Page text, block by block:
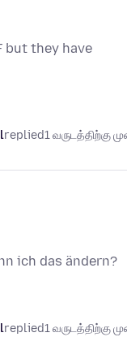
but they have
replied1 வருடத்திற்கு
ich das ändern?
replied1 வருடத்திற்கு